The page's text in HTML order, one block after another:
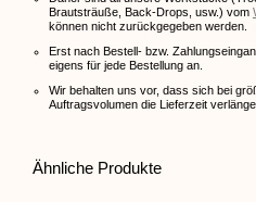
Brautsträuße, Back-Drops, usw.) vom
können nicht zurückgegeben werden.
Erst nach Bestell- bzw.
eigens für jede Bestellung an.
Wir behalten uns vor, dass sich bei
Auftragsvolumen die Lieferzeit
Ähnliche Produkte